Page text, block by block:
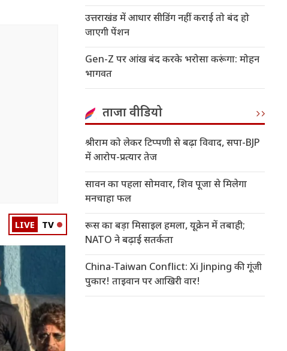
LIVE TV
उत्तराखंड में आधार सीडिंग नहीं कराई तो बंद हो
जाएगी पेंशन
Gen-Z पर आंख बंद करके भरोसा करूंगा: मोहन
भागवत
ताजा वीडियो
श्रीराम को लेकर टिप्पणी से बढ़ा विवाद, सपा-BJP
में आरोप-प्रत्यार तेज
सावन का पहला सोमवार, शिव पूजा से मिलेगा
मनचाहा फल
रूस का बड़ा मिसाइल हमला, यूक्रेन में तबाही;
NATO ने बढ़ाई सतर्कता
China-Taiwan Conflict: Xi Jinping की गूंजी
पुकार! ताइवान पर आखिरी वार!